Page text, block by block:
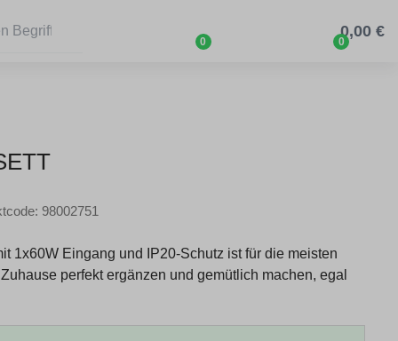
0 0
0,00 €
98002751
1x60W Eingang und IP20-Schutz ist für die meisten
perfekt ergänzen und gemütlich machen, egal